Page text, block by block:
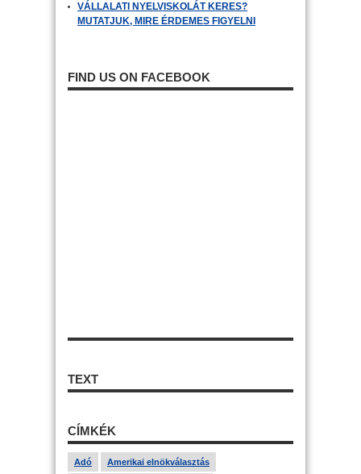
VÁLLALATI NYELVISKOLÁT KERES?
MUTATJUK, MIRE ÉRDEMES FIGYELNI
FIND US ON FACEBOOK
TEXT
CÍMKÉK
Adó Amerikai elnökválasztás